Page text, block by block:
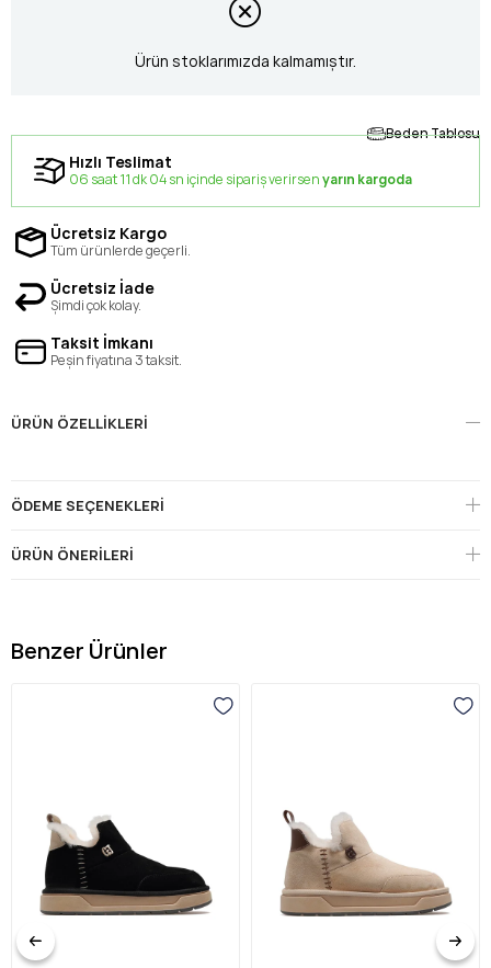
Ürün stoklarımızda kalmamıştır.
Beden Tablosu
Hızlı Teslimat
06 saat 11 dk 03 sn içinde sipariş verirsenyarın kargoda
Ücretsiz Kargo
Tüm ürünlerde geçerli.
Ücretsiz İade
Şimdi çok kolay.
Taksit İmkanı
Peşin fiyatına 3 taksit.
ÜRÜN ÖZELLIKLERI
ÖDEME SEÇENEKLERI
ÜRÜN ÖNERILERI
Benzer Ürünler